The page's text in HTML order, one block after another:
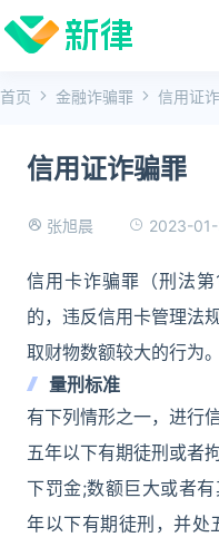
首页 金融诈骗罪 信用证
信用证诈骗罪
张旭晨 2023-
信用卡诈骗罪（刑法
的，违反信用卡管理法
取财物数额较大的行为。
量刑标准
有下列情形之一，进行
五年以下有期徒刑或者
下罚金;数额巨大或者
年以下有期徒刑，并处